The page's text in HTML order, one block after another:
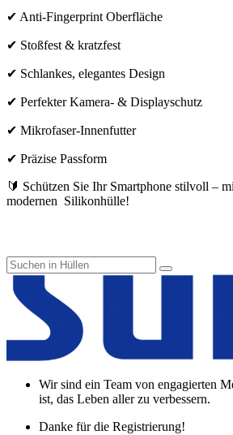
✔ Anti-Fingerprint Oberfläche
✔ Stoßfest & kratzfest
✔ Schlankes, elegantes Design
✔ Perfekter Kamera- & Displayschutz
✔ Mikrofaser-Innenfutter
✔ Präzise Passform
🔰 Schützen Sie Ihr Smartphone stilvoll –
modernen Silikonhülle!
Wir sind ein Team von engagierten
ist, das Leben aller zu verbessern.
Danke für die Registrierung!